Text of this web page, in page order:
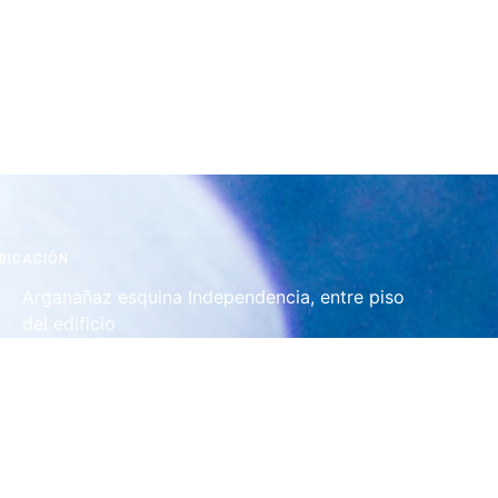
Arganañaz esquina Independencia, entre piso
del edificio